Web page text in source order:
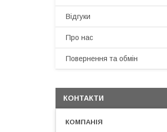
Відгуки
Про нас
Повернення та обмін
КОНТАКТИ